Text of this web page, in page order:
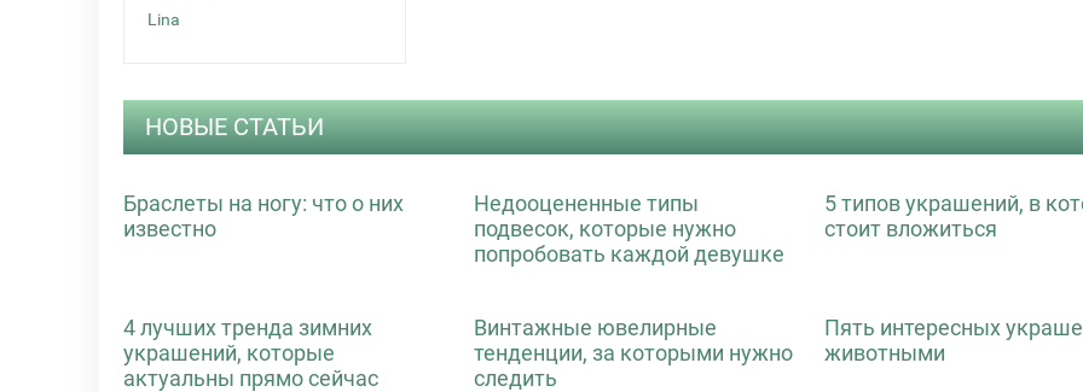
Lina
НОВЫЕ СТАТЬИ
Браслеты на ногу: что о них
известно
Недооцененные типы
подвесок, которые нужно
попробовать каждой девушке
5 типов украшений, в
стоит вложиться
4 лучших тренда зимних
украшений, которые
актуальны прямо сейчас
Винтажные ювелирные
тенденции, за которыми нужно
следить
Пять интересных
животными